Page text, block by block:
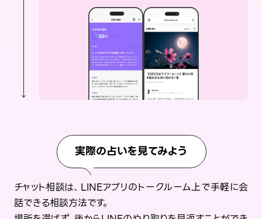
実際の占いを見てみよう
チャット相談は、LINEアプリのトークルーム上で手軽に会
話できる相談方法です。